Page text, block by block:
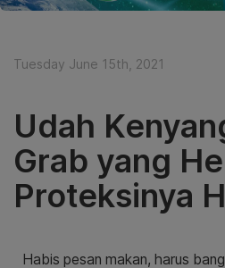
Tuesday June 15th, 2021
Udah
Grab yang
Proteksinya
Habis pesan makan, harus